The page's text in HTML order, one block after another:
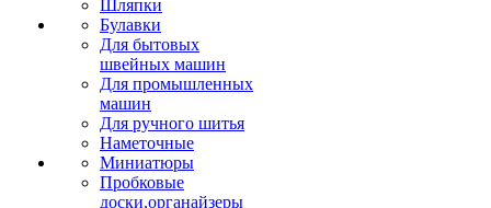
Шляпки
Булавки
Для бытовых
швейных машин
Для промышленных
машин
Для ручного шитья
Наметочные
Миниатюры
Пробковые
доски,органайзеры